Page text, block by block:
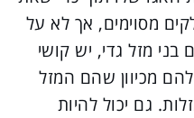
מסוימים, אך לא על
מזל גדי, יש קושי
מכיוון שהם המזל
גם יכול להיות